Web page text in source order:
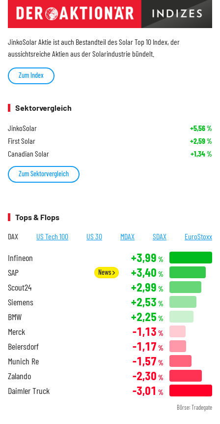
JinkoSolar Aktie ist auch Bestandteil des Solar Top 10 Index, der
aussichtsreiche Aktien aus der Solarindustrie bündelt.
Zum Index
Sektorvergleich
JinkoSolar +5,56%
First Solar +2,59%
Canadian Solar +1,34%
Zum Sektorvergleich
Tops & Flops
DAX US Tech 100 US 30 MDAX SDAX EuroStoxx
Infineon +3,99 %
SAP News +3,40 %
Scout24 +2,99 %
Siemens +2,53 %
BMW +2,25 %
Merck -1,13 %
Beiersdorf -1,17 %
Munich Re -1,57 %
Zalando -2,30 %
Daimler Truck -3,01 %
Börse: Tradegate